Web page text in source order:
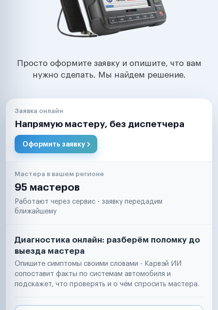
Просто оформите заявку и опишите, что вам
нужно сделать. Мы найдем решение.
Заявка онлайн
Напрямую мастеру, без диспетчера
Оформить заявку
Мастера в вашем регионе
95 мастеров
Работают через сервис - заявку передадим
ближайшему
Диагностика онлайн: разберём поломку до
выезда мастера
Опишите симптомы своими словами - Карвэй ИИ
сопоставит факты по системам автомобиля и
подскажет, что проверять и о чём спросить мастера.